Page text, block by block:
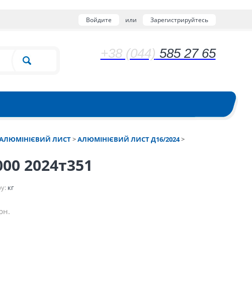
Войдите или Зарегистрируйтесь
+38 (044) 585 27 65
ЛИСТ>АЛЮМІНІЄВИЙ ЛИСТ Д16/2024>
2024т351
кг